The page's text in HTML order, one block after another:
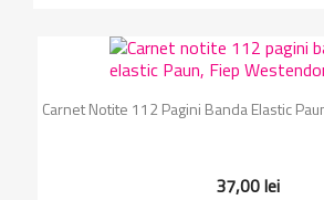
Carnet Notite 112 Pagini Banda Elastic
37,00 lei